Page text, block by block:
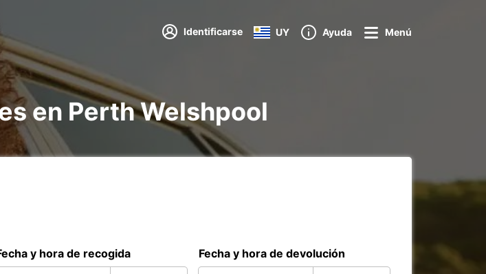
Identificarse UY Ayuda Menú
en Perth Welshpool
y hora de recogida Fecha y hora de devolución